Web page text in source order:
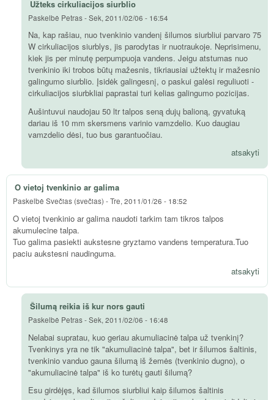
Užteks cirkuliacijos siurblio
Paskelbė Petras-Sek, 2011/02/06 - 16:54
Na, kap rašiau, nuo tvenkinio vandenį šilumos siurbliui parvaro 75
W cirkuliacijos siurblys, jis parodytas ir nuotraukoje. Neprisimenu,
kiek jis per minutę perpumpuoja vandens. Jeigu atstumas nuo
tvenkinio iki trobos būtų mažesnis, tikriausiai užtektų ir mažesnio
galingumo siurblio. Įsidėk galingesnį, o paskui galėsi reguliuoti -
cirkuliacijos siurbkliai paprastai turi kelias galingumo pozicijas.
Aušintuvui naudojau 50 ltr talpos seną dujų balioną, gyvatuką
dariau iš 10 mm skersmens varinio vamzdelio. Kuo daugiau
vamzdelio dėsi, tuo bus garantuočiau.
atsakyti
O vietoj tvenkinio ar galima
Paskelbė Svečias (svečias) -Tre, 2011/01/26 - 18:52
O vietoj tvenkinio ar galima naudoti tarkim tam tikros talpos
akumulecine talpa.
Tuo galima pasiekti aukstesne gryztamo vandens temperatura.Tuo
paciu aukstesni naudinguma.
atsakyti
Šilumą reikia iš kur nors gauti
Paskelbė Petras-Sek, 2011/02/06 - 16:48
Nelabai supratau, kuo geriau akumuliacinė talpa už tvenkinį?
Tvenkinys yra ne tik "akumuliacinė talpa", bet ir šilumos šaltinis,
tvenkinio vanduo gauna šilumą iš žemės (tvenkinio dugno), o
"akumuliacinė talpa" iš ko turėtų gauti šilumą?
Esu girdėjęs, kad šilumos siurbliui kaip šilumos šaltinis